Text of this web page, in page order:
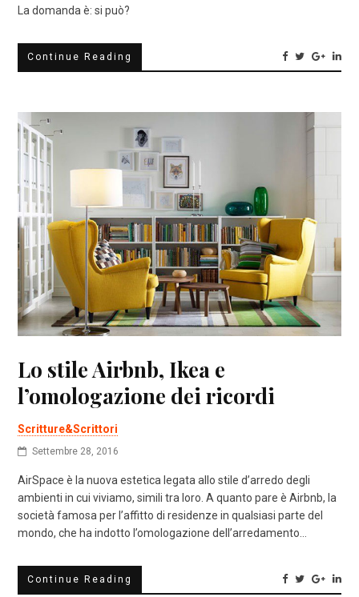
La domanda è: si può?
Continue Reading
Lo stile Airbnb, Ikea e
l’omologazione dei ricordi
Scritture&Scrittori
Settembre 28, 2016
AirSpace è la nuova estetica legata allo stile d’arredo degli
ambienti in cui viviamo, simili tra loro. A quanto pare è Airbnb, la
società famosa per l’affitto di residenze in qualsiasi parte del
mondo, che ha indotto l’omologazione dell’arredamento…
Continue Reading